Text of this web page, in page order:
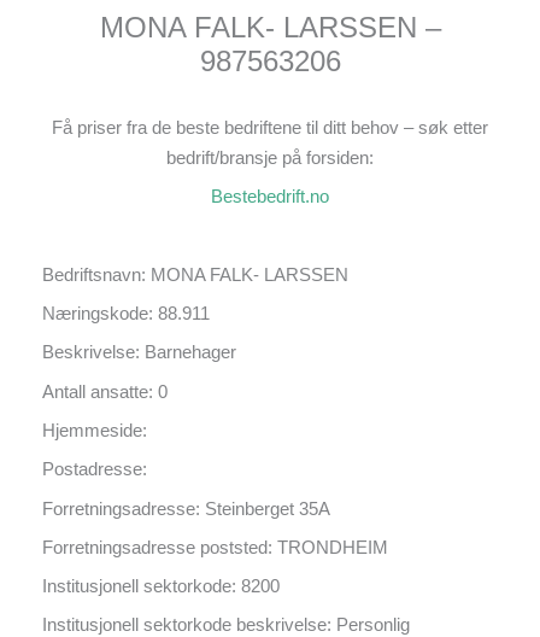
MONA FALK- LARSSEN –
987563206
Få priser fra de beste bedriftene til ditt behov – søk etter
bedrift/bransje på forsiden:
Bestebedrift.no
Bedriftsnavn: MONA FALK- LARSSEN
Næringskode: 88.911
Beskrivelse: Barnehager
Antall ansatte: 0
Hjemmeside:
Postadresse:
Forretningsadresse: Steinberget 35A
Forretningsadresse poststed: TRONDHEIM
Institusjonell sektorkode: 8200
Institusjonell sektorkode beskrivelse: Personlig